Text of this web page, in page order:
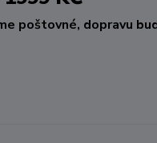
poštovné, dopravu